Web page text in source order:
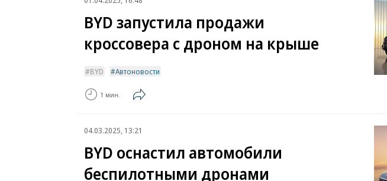
BYD запустила продажи
кроссовера с дроном на крыше
BYD Автоновости
1 мин.
04.03.2025, 13:21
BYD оснастил автомобили
беспилотными дронами